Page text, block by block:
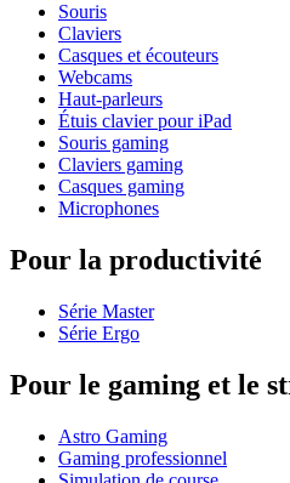
Souris
Claviers
Casques et écouteurs
Webcams
Haut-parleurs
Étuis clavier pour iPad
Souris gaming
Claviers gaming
Casques gaming
Microphones
Pour la productivité
Série Master
Série Ergo
Pour le gaming et le
Astro Gaming
Gaming professionnel